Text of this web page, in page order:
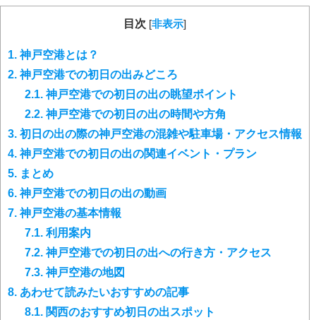
目次 [非表示]
1.神戸空港とは？
2.神戸空港での初日の出みどころ
2.1.神戸空港での初日の出の眺望ポイント
2.2.神戸空港での初日の出の時間や方角
3. 初日の出の際の神戸空港の混雑や駐車場・アクセス情報
4.神戸空港での初日の出の関連イベント・プラン
5. まとめ
6.神戸空港での初日の出の動画
7.神戸空港の基本情報
7.1. 利用案内
7.2.神戸空港での初日の出への行き方・アクセス
7.3.神戸空港の地図
8. あわせて読みたいおすすめの記事
8.1. 関西のおすすめ初日の出スポット